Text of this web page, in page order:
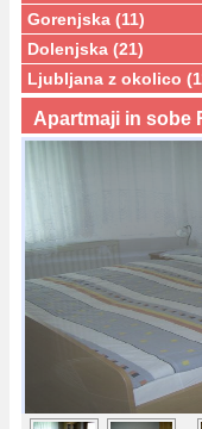
Gorenjska (11)
Dolenjska (21)
Ljubljana z okolico
Apartmaji in sobe